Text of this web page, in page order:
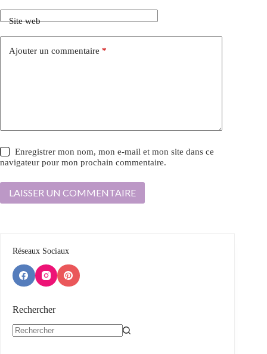
Site web
Ajouter un commentaire *
Enregistrer mon nom, mon e-mail et mon site dans ce
navigateur pour mon prochain commentaire.
LAISSER UN COMMENTAIRE
Réseaux Sociaux
Rechercher